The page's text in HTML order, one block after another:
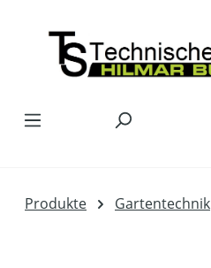
Produkte Gartentechnik